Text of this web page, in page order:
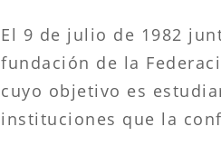
El 9 de julio de 1982
fundación de la
cuyo objetivo es
instituciones que la